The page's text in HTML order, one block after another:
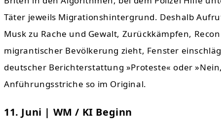
Täter jeweils Migrationshintergrund. Deshalb
Musk zu Rache und Gewalt, Zurückkämpfen,
migrantischer Bevölkerung zieht, Fenster
deutscher Berichterstattung »Proteste« oder
Anführungsstriche so im Original.
11. Juni | WM / KI Beginn